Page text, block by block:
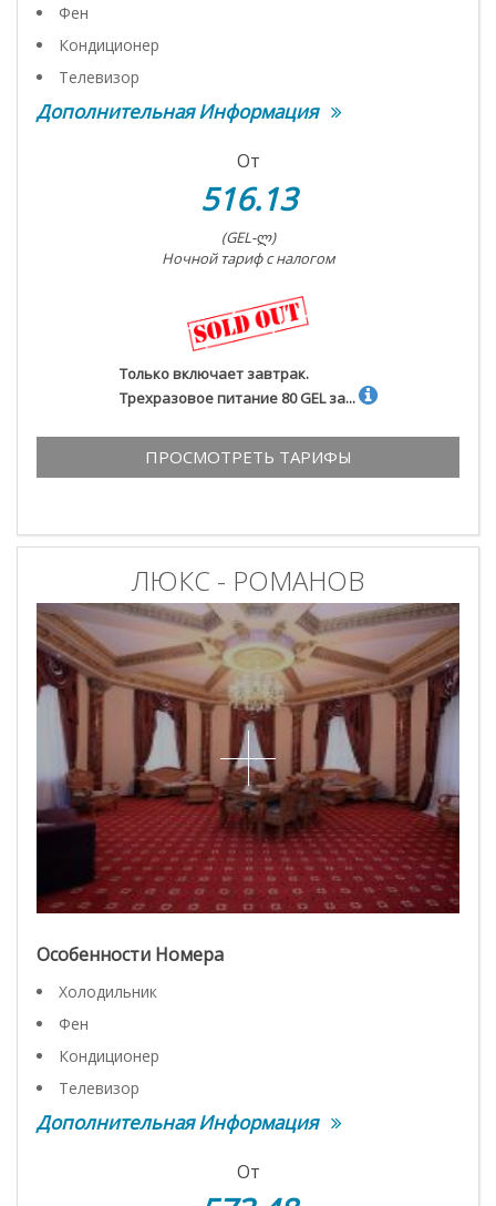
Фен
Кондиционер
Телевизор
Дополнительная Информация
От
516.13
(GEL-ლ)
Ночной тариф с налогом
Только включает завтрак.
Трехразовое питание 80 GEL за...
ПРОСМОТРЕТЬ ТАРИФЫ
ЛЮКС - РОМАНОВ
Особенности Номера
Холодильник
Фен
Кондиционер
Телевизор
Дополнительная Информация
От